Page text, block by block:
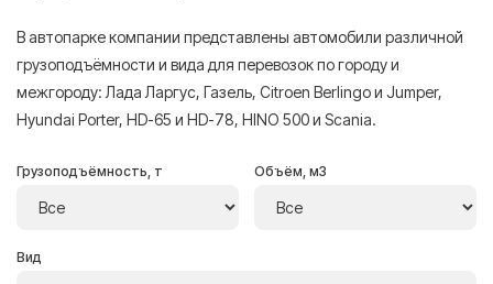
В автопарке компании представлены автомобили различной
грузоподъёмности и вида для перевозок по городу и
межгороду: Лада Ларгус, Газель, Citroen Berlingo и Jumper,
Hyundai Porter, HD-65 и HD-78, HINO 500 и Scania.
Грузоподъёмность, т Объём, м3
Вид